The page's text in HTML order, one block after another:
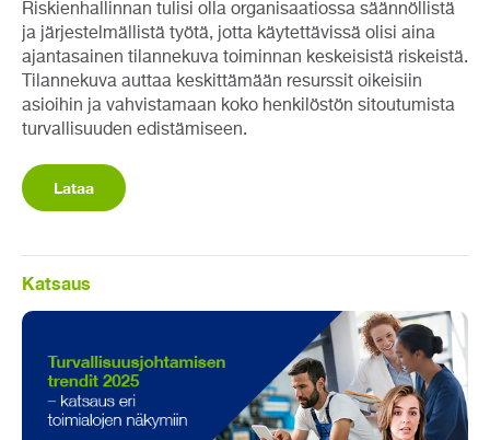
Riskienhallinnan tulisi olla organisaatiossa säännöllistä
ja järjestelmällistä työtä, jotta käytettävissä olisi aina
ajantasainen tilannekuva toiminnan keskeisistä riskeistä.
Tilannekuva auttaa keskittämään resurssit oikeisiin
asioihin ja vahvistamaan koko henkilöstön sitoutumista
turvallisuuden edistämiseen.
Lataa
Katsaus